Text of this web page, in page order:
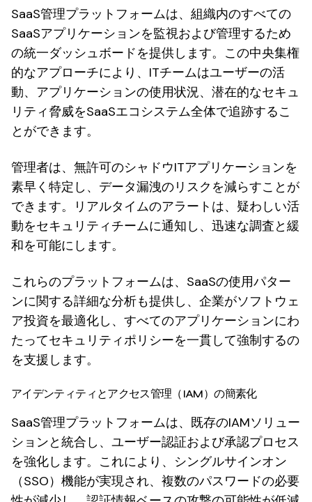
SaaS管理プラットフォームは、組織内のすべての
SaaSアプリケーションを監視および管理するため
の統一ダッシュボードを提供します。この中央集権
的なアプローチにより、ITチームはユーザーの活
動、アプリケーションの使用状況、潜在的なセキュ
リティ脅威をSaaSエコシステム全体で追跡するこ
とができます。
管理者は、無許可のシャドウITアプリケーションを
素早く特定し、データ漏洩のリスクを減らすことが
できます。リアルタイムのアラートは、疑わしい活
動をセキュリティチームに通知し、迅速な調査と緩
和を可能にします。
これらのプラットフォームは、SaaSの使用パター
ンに関する詳細な分析も提供し、企業がソフトウェ
ア投資を最適化し、すべてのアプリケーションにわ
たってセキュリティポリシーを一貫して強制するの
を支援します。
アイデンティティとアクセス管理（IAM）の簡素化
SaaS管理プラットフォームは、既存のIAMソリュー
ションと統合し、ユーザー認証および承認プロセス
を強化します。これにより、シングルサインオン
（SSO）機能が実現され、複数のパスワードの必要